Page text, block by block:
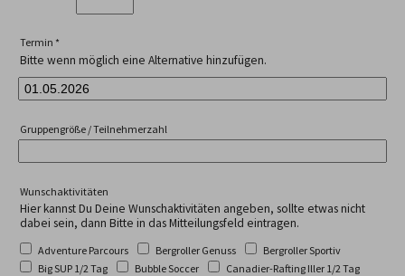
Termin *
Bitte wenn möglich eine Alternative hinzufügen.
Gruppengröße / Teilnehmerzahl
Wunschaktivitäten
Hier kannst Du Deine Wunschaktivitäten angeben, sollte etwas nicht
dabei sein, dann Bitte in das Mitteilungsfeld eintragen.
Adventure Parcours Bergroller Genuss
Bergroller Sportiv
Big SUP 1/2 Tag
Bubble Soccer
Canadier-Rafting Iller 1/2 Tag